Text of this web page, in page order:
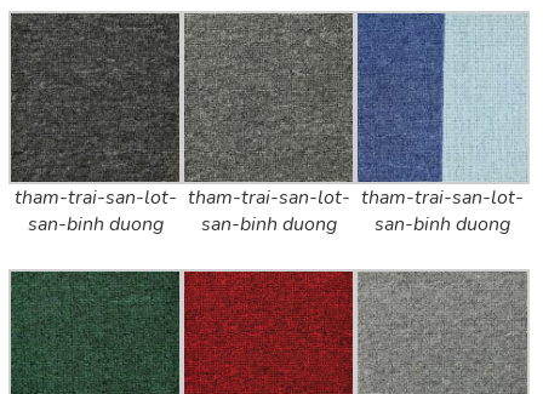
tham-trai-san-lot-
san-binh duong
tham-trai-san-lot-
san-binh duong
tham-trai-san-lot-
san-binh duong